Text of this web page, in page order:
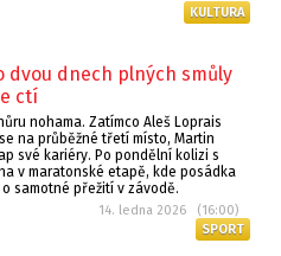
KULTURA
dvou dnech plných smůly
ctí
nohama. Zatímco Aleš Loprais
na průběžné třetí místo, Martin
své kariéry. Po pondělní kolizi s
v maratonské etapě, kde posádka
samotné přežití v závodě.
14. ledna 2026 (16:00)
SPORT